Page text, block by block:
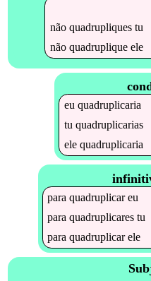
não quadrupliquestu
não quadrupliqueele
eu quadruplicaria
tu quadruplicarias
ele quadruplicaria
paraquadruplicareu
paraquadruplicares tu
paraquadruplicarele